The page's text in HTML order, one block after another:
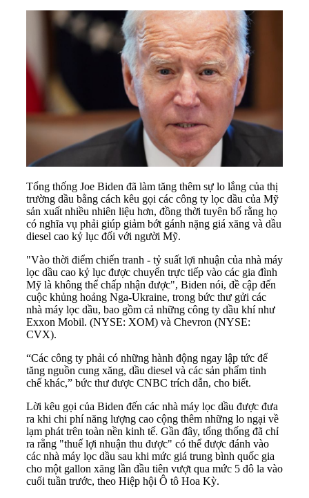
Tổng thống Joe Biden đã làm tăng thêm sự lo lắng của thị
trường dầu bằng cách kêu gọi các công ty lọc dầu của Mỹ
sản xuất nhiều nhiên liệu hơn, đồng thời tuyên bố rằng họ
có nghĩa vụ phải giúp giảm bớt gánh nặng giá xăng và dầu
diesel cao kỷ lục đối với người Mỹ.
"Vào thời điểm chiến tranh - tỷ suất lợi nhuận của nhà máy
lọc dầu cao kỷ lục được chuyển trực tiếp vào các gia đình
Mỹ là không thể chấp nhận được", Biden nói, đề cập đến
cuộc khủng hoảng Nga-Ukraine, trong bức thư gửi các
nhà máy lọc dầu, bao gồm cả những công ty dầu khí như
Exxon Mobil. (NYSE: XOM) và Chevron (NYSE:
CVX).
“Các công ty phải có những hành động ngay lập tức để
tăng nguồn cung xăng, dầu diesel và các sản phẩm tinh
chế khác,” bức thư được CNBC trích dẫn, cho biết.
Lời kêu gọi của Biden đến các nhà máy lọc dầu được đưa
ra khi chi phí năng lượng cao cộng thêm những lo ngại về
lạm phát trên toàn nền kinh tế. Gần đây, tổng thống đã chỉ
ra rằng "thuế lợi nhuận thu được" có thể được đánh vào
các nhà máy lọc dầu sau khi mức giá trung bình quốc gia
cho một gallon xăng lần đầu tiên vượt qua mức 5 đô la vào
cuối tuần trước, theo Hiệp hội Ô tô Hoa Kỳ.